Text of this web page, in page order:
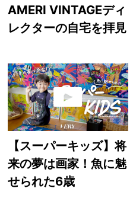
AMERI VINTAGEディ
レクターの自宅を拝見
【スーパーキッズ】将
来の夢は画家！魚に魅
せられた6歳